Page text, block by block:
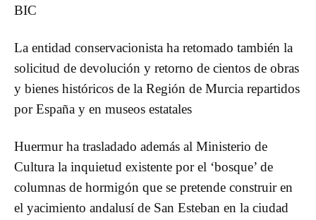
BIC
La entidad conservacionista ha retomado también la
solicitud de devolución y retorno de cientos de obras
y bienes históricos de la Región de Murcia repartidos
por España y en museos estatales
Huermur ha trasladado además al Ministerio de
Cultura la inquietud existente por el ‘bosque’ de
columnas de hormigón que se pretende construir en
el yacimiento andalusí de San Esteban en la ciudad